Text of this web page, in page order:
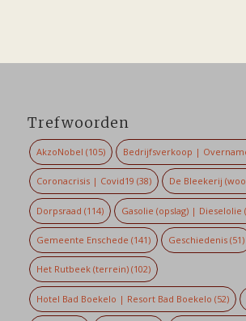
Trefwoorden
AkzoNobel (105) Bedrijfsverkoop |
Coronacrisis | Covid19 (38) De Bleekerij
Dorpsraad (114) Gasolie (opslag) | Dieselolie
Gemeente Enschede (141) Geschiedenis (51)
Het Rutbeek (terrein)(102)
Hotel Bad Boekelo | Resort Bad Boekelo (52)